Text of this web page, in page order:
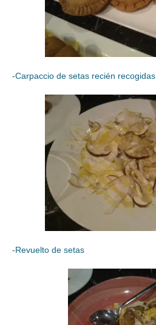
-Carpaccio de setas recién recogidas
-Revuelto de setas